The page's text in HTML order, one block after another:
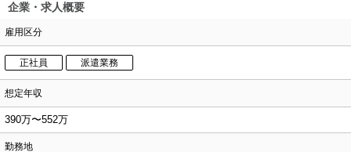
企業・求人概要
雇用区分
正社員 派遣業務
想定年収
390万〜552万
勤務地